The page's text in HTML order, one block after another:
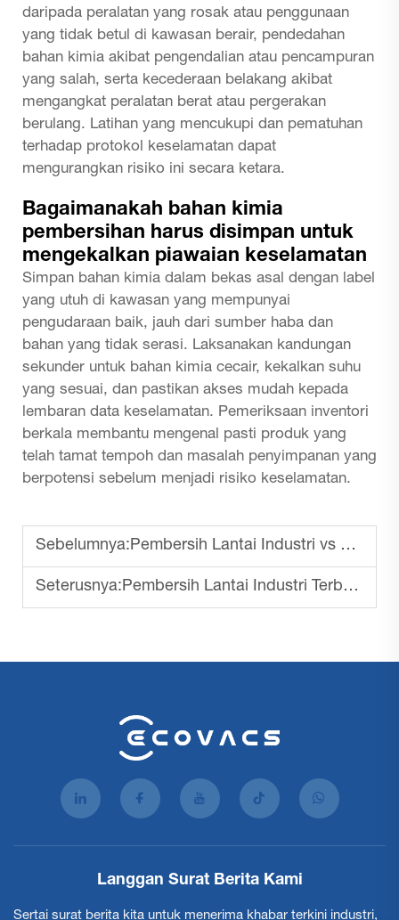
daripada peralatan yang rosak atau penggunaan
yang tidak betul di kawasan berair, pendedahan
bahan kimia akibat pengendalian atau pencampuran
yang salah, serta kecederaan belakang akibat
mengangkat peralatan berat atau pergerakan
berulang. Latihan yang mencukupi dan pematuhan
terhadap protokol keselamatan dapat
mengurangkan risiko ini secara ketara.
Bagaimanakah bahan kimia
pembersihan harus disimpan untuk
mengekalkan piawaian keselamatan
Simpan bahan kimia dalam bekas asal dengan label
yang utuh di kawasan yang mempunyai
pengudaraan baik, jauh dari sumber haba dan
bahan yang tidak serasi. Laksanakan kandungan
sekunder untuk bahan kimia cecair, kekalkan suhu
yang sesuai, dan pastikan akses mudah kepada
lembaran data keselamatan. Pemeriksaan inventori
berkala membantu mengenal pasti produk yang
telah tamat tempoh dan masalah penyimpanan yang
berpotensi sebelum menjadi risiko keselamatan.
Sebelumnya: Pembersih Lantai Industri vs Pembersihan Manual
Seterusnya: Pembersih Lantai Industri Terbaik untuk Gudang
Langgan Surat Berita Kami
Sertai surat berita kita untuk menerima khabar terkini industri,